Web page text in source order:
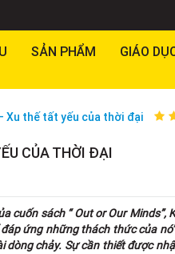
SẢN PHẨM GIÁO
Xu thế tất yếu của thời đại
CỦA THỜI ĐẠI
cuốn sách “ Out or Our
ứng những thách thức của
dòng chảy. Sự cần thiết được